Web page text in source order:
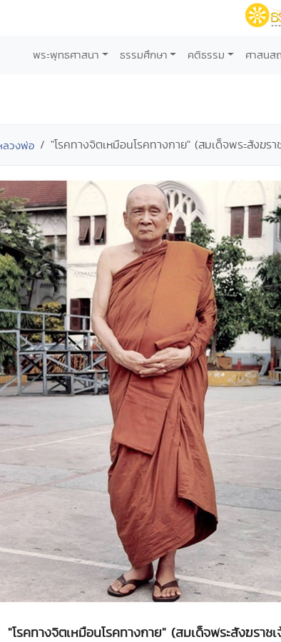
พระพุทธศาสนา ธรรมศึกษา คติธรรม ศาสนส
ลวงพ่อ "โรคทางจิตเหมือนโรคทางกาย" (สมเด็จพระสังฆรา
"โรคทางจิตเหมือนโรคทางกาย" (สมเด็จพระสังฆราชเ